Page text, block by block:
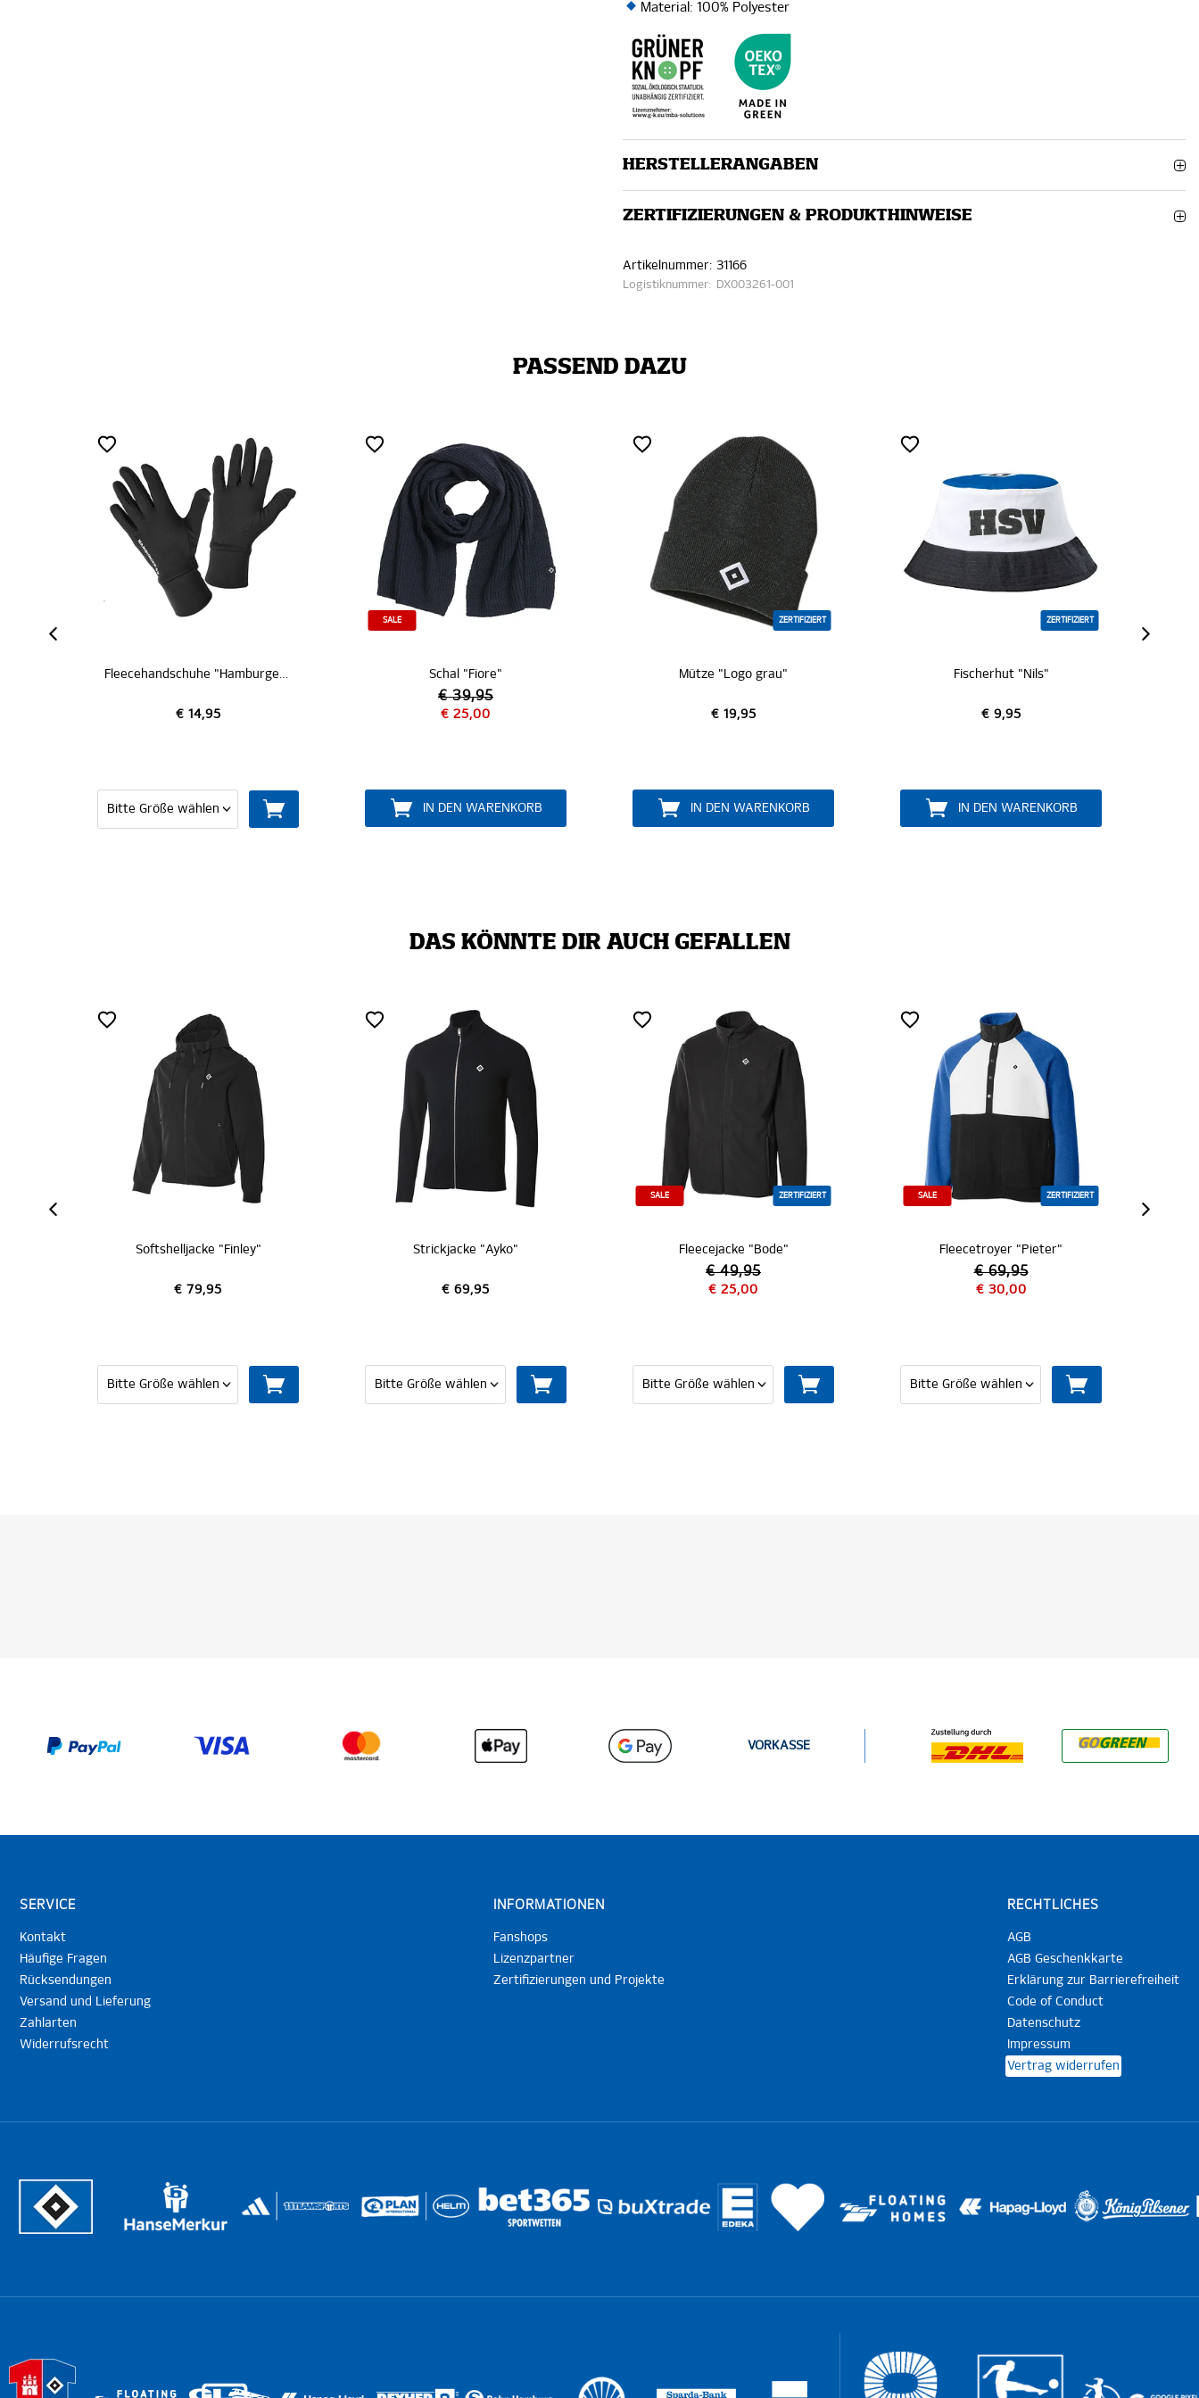
Material: 100% Polyester
HERSTELLERANGABEN
ZERTIFIZIERUNGEN & PRODUKTHINWEISE
Artikelnummer: 31166
Logistiknummer: DX003261-001
PASSEND DAZU
Fleecehandschuhe "Hamburger SV"
€ 14,95
Schal "Fiore"
€ 39,95
€ 25,00
IN DEN WARENKORB
ZERTIFIZIERT
Mütze "Logo grau"
€ 19,95
IN DEN WARENKORB
ZERTIFIZIERT
Fischerhut "Nils"
€ 9,95
IN DEN WARENKORB
DAS KÖNNTE DIR AUCH GEFALLEN
Strickjacke "Ayko" Fleecejacke "Bode"
SALE
Fleecetroyer "Pieter" Fleecejacke "Pars"
VORKASSE
SERVICE
Kontakt
Häufige Fragen
Rücksendungen
Versand und Lieferung
Zahlarten
Widerrufsrecht
INFORMATIONEN
Fanshops
Lizenzpartner
Zertifizierungen und Projekte
RECHTLICHES
AGB
AGB Geschenkkarte
Erklärung zur Barrierefreiheit
Code of Conduct
Datenschutz
Impressum
Vertrag widerrufen